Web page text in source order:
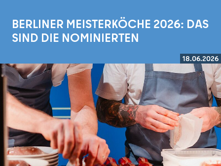
BERLINER MEISTERKÖCHE 2026: DAS
SIND DIE NOMINIERTEN
18.06.2026
Weiterlesen